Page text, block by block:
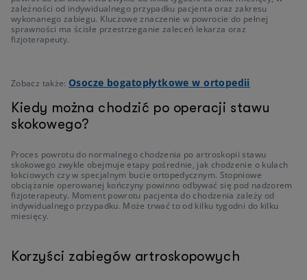
zależności od indywidualnego przypadku pacjenta oraz zakresu
wykonanego zabiegu. Kluczowe znaczenie w powrocie do pełnej
sprawności ma ścisłe przestrzeganie zaleceń lekarza oraz
fizjoterapeuty.
Zobacz także: Osocze bogatopłytkowe w ortopedii
Kiedy można chodzić po operacji stawu
skokowego?
Proces powrotu do normalnego chodzenia po artroskopii stawu
skokowego zwykle obejmuje etapy pośrednie, jak chodzenie o kulach
łokciowych czy w specjalnym bucie ortopedycznym. Stopniowe
obciążanie operowanej kończyny powinno odbywać się pod nadzorem
fizjoterapeuty. Moment powrotu pacjenta do chodzenia zależy od
indywidualnego przypadku. Może trwać to od kilku tygodni do kilku
miesięcy.
Korzyści zabiegów artroskopowych